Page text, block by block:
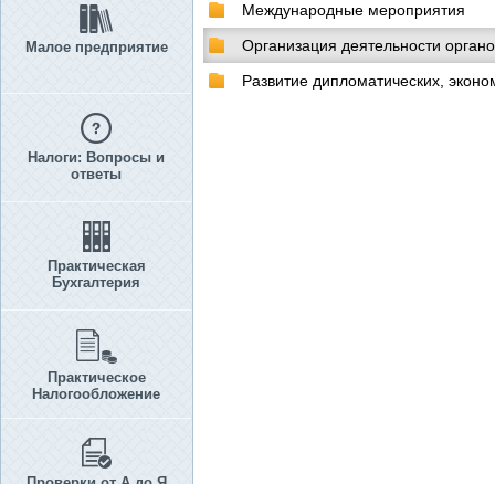
Малое предприятие
Налоги: Вопросы и
ответы
Практическая
Бухгалтерия
Практическое
Налогообложение
Международные мероприятия
Организация деятельности
Развитие дипломатических,